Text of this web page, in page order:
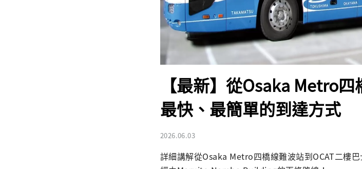
【最新】從Osaka Metro四
最快、最簡單的到達方式
2026.06.03
詳細講解從Osaka Metro四橋線難波站到OCAT二樓